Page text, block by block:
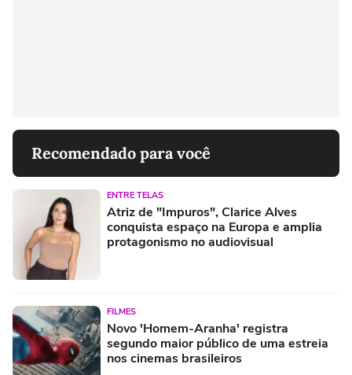
Recomendado para você
ENTRE TELAS
Atriz de "Impuros", Clarice Alves
conquista espaço na Europa e amplia
protagonismo no audiovisual
FILMES
Novo 'Homem-Aranha' registra
segundo maior público de uma estreia
nos cinemas brasileiros